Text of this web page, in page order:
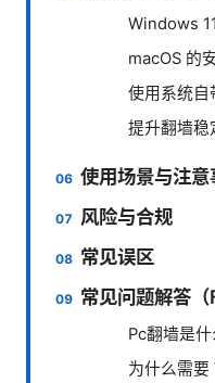
Windows
macOS 的
使用系统自
提升翻墙稳
使用场景与注意
风险与合规
常见误区
常见问题解答（
Pc翻墙是什
为什么需要